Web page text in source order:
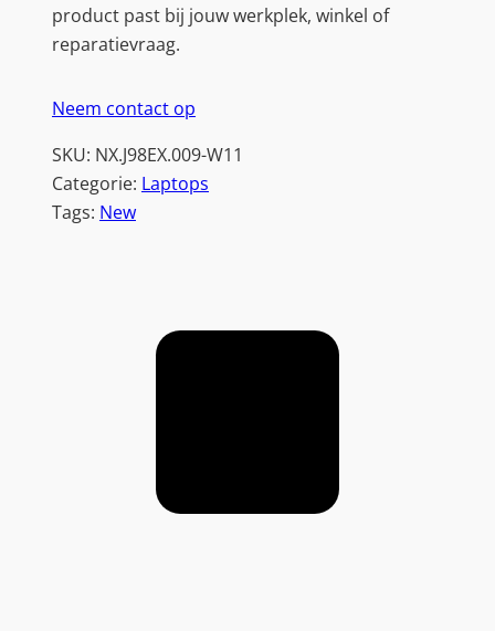
product past bij jouw werkplek, winkel of
reparatievraag.
Neem contact op
SKU: NX.J98EX.009-W11
Categorie: Laptops
Tags: New